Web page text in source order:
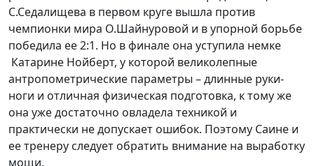
С.Седалищева в первом круге вышла против
чемпионки мира О.Шайнуровой и в упорной борьбе
победила ее 2:1. Но в финале она уступила немке
Катарине Нойберт, у которой великолепные
антропометрические параметры – длинные руки-
ноги и отличная физическая подготовка, к тому же
она уже достаточно овладела техникой и
практически не допускает ошибок. Поэтому Саине и
ее тренеру следует обратить внимание на выработку
мощи.